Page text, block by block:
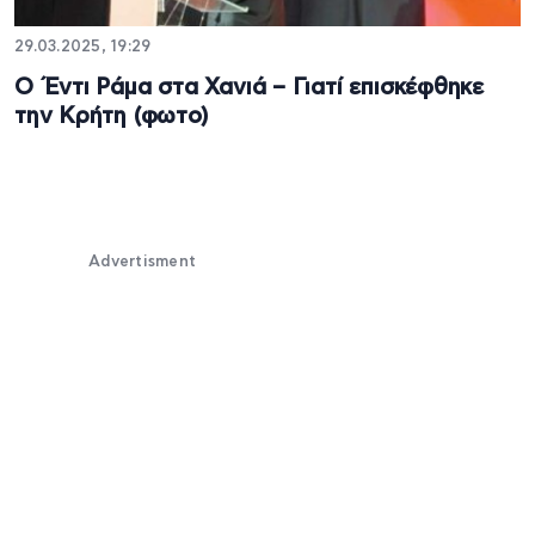
29.03.2025, 19:29
Ο Έντι Ράμα στα Χανιά – Γιατί επισκέφθηκε
την Κρήτη (φωτο)
Advertisment